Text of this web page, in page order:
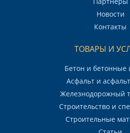
Новости
Контакты
ТОВАРЫ И
Бетон и бетонные
Асфальт и
Железнодорожный
Строительство и
Строительные